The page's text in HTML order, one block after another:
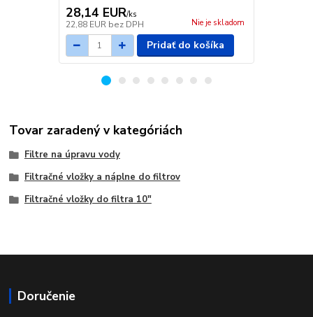
28,14 EUR/ks
22,88 EUR bez DPH Nie je skladom
Pridať do košíka
Tovar zaradený v kategóriách
Filtre na úpravu vody
Filtračné vložky a náplne do filtrov
Filtračné vložky do filtra 10"
Doručenie